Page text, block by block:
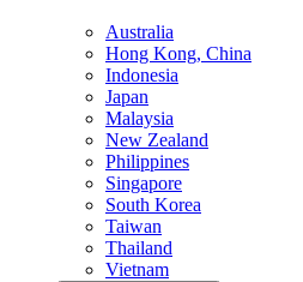
Australia
Hong Kong, China
Indonesia
Japan
Malaysia
New Zealand
Philippines
Singapore
South Korea
Taiwan
Thailand
Vietnam